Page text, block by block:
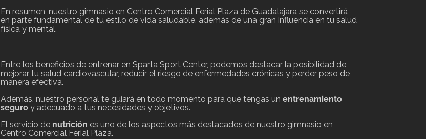
En resumen, nuestro gimnasio en Centro Comercial Ferial Plaza de Guadalajara se convertirá
en parte fundamental de tu estilo de vida saludable, además de una gran influencia en tu salud
física y mental.
Entre los beneficios de entrenar en Sparta Sport Center, podemos destacar la posibilidad de
mejorar tu salud cardiovascular, reducir el riesgo de enfermedades crónicas y perder peso de
manera efectiva.
Además, nuestro personal te guiará en todo momento para que tengas un entrenamiento
seguroy adecuado a tus necesidades y objetivos.
El servicio de nutrición es uno de los aspectos más destacados de nuestro gimnasio en
Centro Comercial Ferial Plaza.